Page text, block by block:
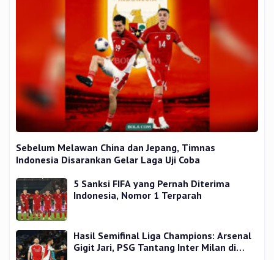
Sebelum Melawan China dan Jepang, Timnas
Indonesia Disarankan Gelar Laga Uji Coba
5 Sanksi FIFA yang Pernah Diterima
Indonesia, Nomor 1 Terparah
Hasil Semifinal Liga Champions: Arsenal
Gigit Jari, PSG Tantang Inter Milan di